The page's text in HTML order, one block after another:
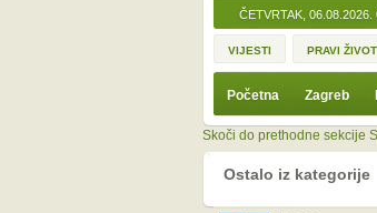
ČETVRTAK, 06.08.2026.
VIJESTI PRAVI ŽIVOT
Početna Zagreb
Skoči do prethodne sekcije
Ostalo iz kategorije